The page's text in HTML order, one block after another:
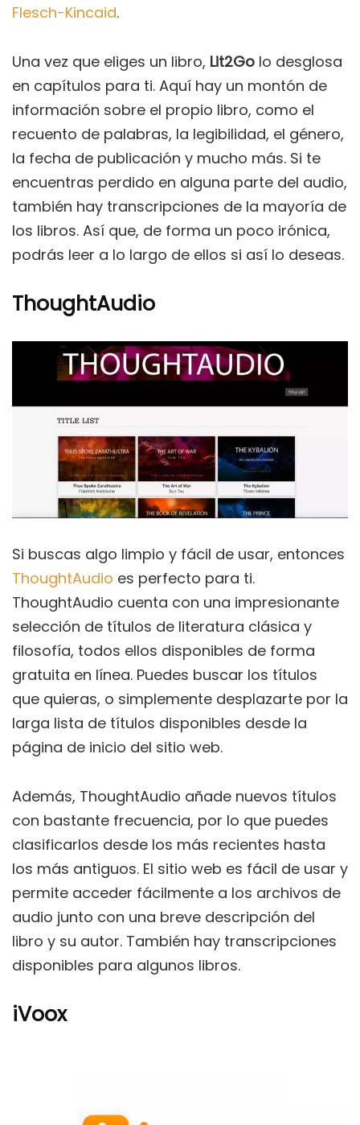
Flesch-Kincaid.
Una vez que eliges un libro, Lit2Go lo desglosa
en capítulos para ti. Aquí hay un montón de
información sobre el propio libro, como el
recuento de palabras, la legibilidad, el género,
la fecha de publicación y mucho más. Si te
encuentras perdido en alguna parte del audio,
también hay transcripciones de la mayoría de
los libros. Así que, de forma un poco irónica,
podrás leer a lo largo de ellos si así lo deseas.
ThoughtAudio
Si buscas algo limpio y fácil de usar, entonces
ThoughtAudio es perfecto para ti.
ThoughtAudio cuenta con una impresionante
selección de títulos de literatura clásica y
filosofía, todos ellos disponibles de forma
gratuita en línea. Puedes buscar los títulos
que quieras, o simplemente desplazarte por la
larga lista de títulos disponibles desde la
página de inicio del sitio web.
Además, ThoughtAudio añade nuevos títulos
con bastante frecuencia, por lo que puedes
clasificarlos desde los más recientes hasta
los más antiguos. El sitio web es fácil de usar y
permite acceder fácilmente a los archivos de
audio junto con una breve descripción del
libro y su autor. También hay transcripciones
disponibles para algunos libros.
iVoox